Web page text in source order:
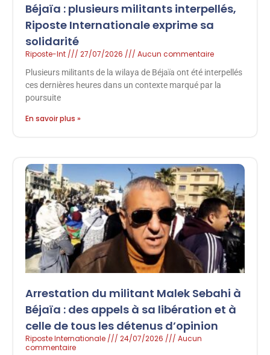
Béjaïa : plusieurs militants interpellés,
Riposte Internationale exprime sa
solidarité
Riposte-Int 27/07/2026 Aucun commentaire
Plusieurs militants de la wilaya de Béjaïa ont été interpellés
ces dernières heures dans un contexte marqué par la
poursuite
En savoir plus »
Arrestation du militant Malek Sebahi à
Béjaïa : des appels à sa libération et à
celle de tous les détenus d’opinion
Riposte Internationale 24/07/2026
Aucun
commentaire